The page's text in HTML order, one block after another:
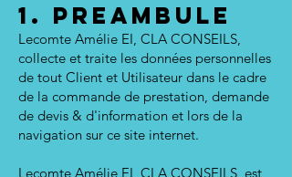
1. PREAMBULE
Lecomte Amélie EI, CLA CONSEILS,
collecte et traite les données personnelles
de tout Client et Utilisateur dans le cadre
de la commande de prestation, demande
de devis & d'information et lors de la
navigation sur ce site internet.
Lecomte Amélie EI, CLA CONSEILS, est